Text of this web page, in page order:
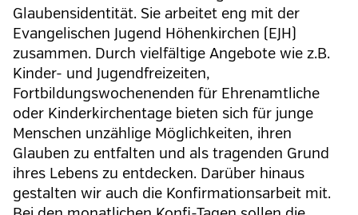
Glaubensidentität. Sie arbeitet eng mit der
Evangelischen Jugend Höhenkirchen (EJH)
zusammen. Durch vielfältige Angebote wie z.B.
Kinder- und Jugendfreizeiten,
Fortbildungswochenenden für Ehrenamtliche
oder Kinderkirchentage bieten sich für junge
Menschen unzählige Möglichkeiten, ihren
Glauben zu entfalten und als tragenden Grund
ihres Lebens zu entdecken. Darüber hinaus
gestalten wir auch die Konfirmationsarbeit mit.